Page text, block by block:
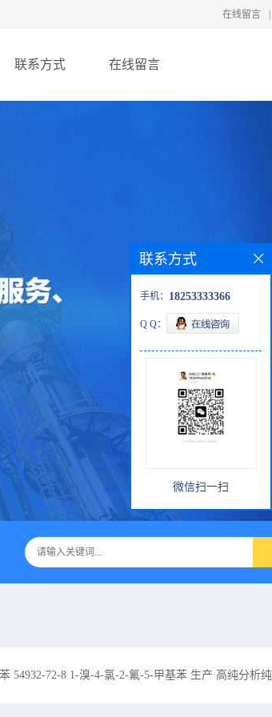
在线留言
联系方式 在线留言
54932-72-8 1-溴-4-氯-2-氟-5-甲基苯 生产 高纯分析
联系方式
手机： 18253333366
Q Q：
微信扫一扫